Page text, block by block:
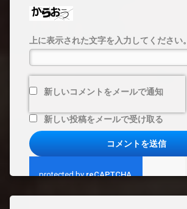
上に表示された文字を入力してください。
新しいコメントをメールで通知
新しい投稿をメールで受け取る